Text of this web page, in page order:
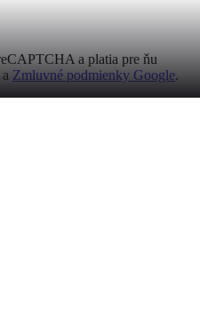
a platia pre ňu
a Zmluvné podmienky Google.